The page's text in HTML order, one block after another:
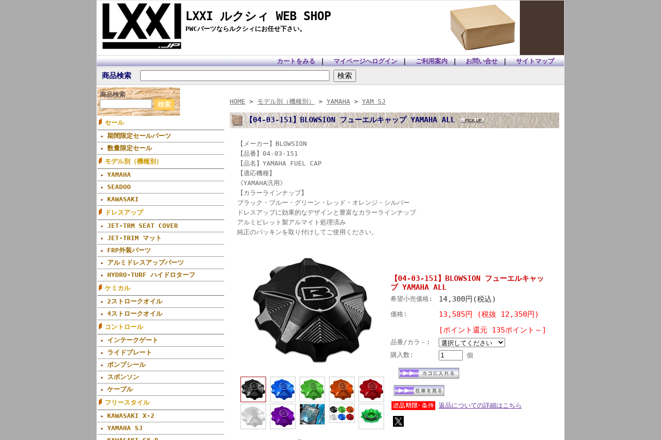
LXXI ルクシィ WEB SHOP
PWCパーツならルクシィにお任せ下さい。
カートをみる｜ マイページへログイン｜ ご利用案内｜ お問い合せ｜ サイトマップ
商品検索
商品検索
セール
期間限定セールパーツ
数量限定セール
モデル別（機種別）
YAMAHA
SEADOO
KAWASAKI
ドレスアップ
JET-TRM SEAT COVER
JET-TRIM マット
FRP外装パーツ
アルミドレスアップパーツ
HYDRO-TURF ハイドロターフ
ケミカル
2ストロークオイル
4ストロークオイル
コントロール
インテークゲート
ライドプレート
ポンプシール
スポンソン
ケーブル
フリースタイル
KAWASAKI X-2
YAMAHA SJ
HOME > モデル別（機種別） > YAMAHA > YAM SJ
【04-03-151】BLOWSION フューエルキャップ YAMAHA ALL
【メーカー】BLOWSION
【品番】04-03-151
【品名】YAMAHA FUEL CAP
【適応機種】
《YAMAHA汎用》
【カラーラインナップ】
ブラック・ブルー・グリーン・レッド・オレンジ・シルバー
ドレスアップに効果的なデザインと豊富なカラーラインナップ
アルミビレット製アルマイト処理済み
純正のパッキンを取り付けしてご使用ください。
【04-03-151】BLOWSION フューエルキャッ
プ YAMAHA ALL
希望小売価格: 14,300円(税込)
価格:
13,585円 (税抜 12,350円)
[ポイント還元 135ポイント～]
品番/カラ－:
購入数:
個
返品についての詳細はこちら